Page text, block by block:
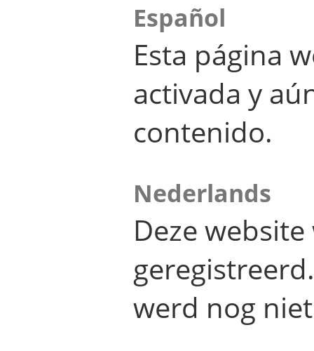
Español
Esta página
activada y
contenido.
Nederlands
Deze
werd nog